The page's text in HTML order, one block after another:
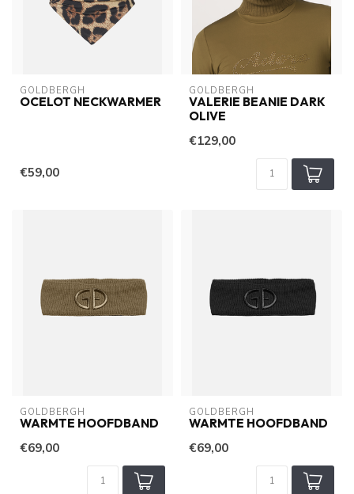
GOLDBERGH
OCELOT NECKWARMER
€59,00
GOLDBERGH
VALERIE BEANIE DARK
OLIVE
€129,00
GOLDBERGH
WARMTE HOOFDBAND
€69,00
GOLDBERGH
WARMTE HOOFDBAND
€69,00